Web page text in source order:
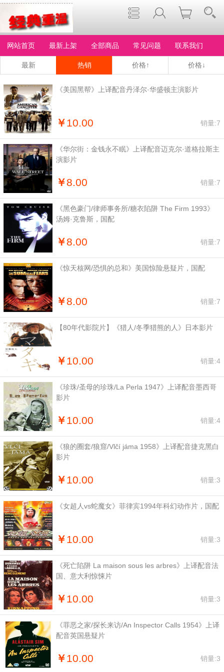
网站首页 最新上架 全部商品 常见问题 联系我们
最新 热销 价格↑ 价格↓
《美国黑帮》上译配音丹泽尔·华盛顿主演影片
￥10.00 销量:7
《华尔街：金钱永不眠》上译配音迈克尔·道格拉斯主
演影片
￥8.00 销量:7
《黑色豪门/律师事务所/糖衣陷阱 The Firm 1993》
汤姆·克鲁斯，国配
￥8.00 销量:7
《惊天核网/恐惧的总和》美国惊险悬疑片，国配
￥8.00 销量:7
【80年代影院片】《猎人/冬季猎熊的人》日本影片
￥10.00 销量:4
《珍珠/圣母的珍珠/La Perla 1947》上译配音墨西哥
影片
￥10.00 销量:4
《狼的圈套/狼窟/Vlčí jáma 1958》上译配音捷克黑白
影片
￥10.00 销量:3
《女超人vs蛇魔女》菲律宾1994年科幻动作片，国配
￥10.00 销量:3
《死亡陷阱 La maison sous les arbres》上译配音法
国、意大利惊悚片
￥10.00 销量:3
《罪恶之家/探长来访/An Inspector Calls 1954》上译
配音英国悬疑片
￥10.00 销量:3